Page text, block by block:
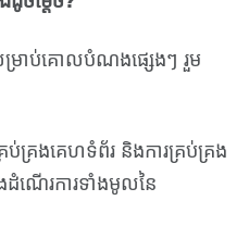
ម្រាប់គោលបំណងផ្សេងៗ រួម
ប់គ្រងគេហទំព័រ និងការគ្រប់គ្រង
ដំណើរការទាំងមូលនៃ